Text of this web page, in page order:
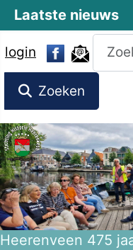
login
Zoeken
Zoeken
Heerenveen 475
Laatste nieuws